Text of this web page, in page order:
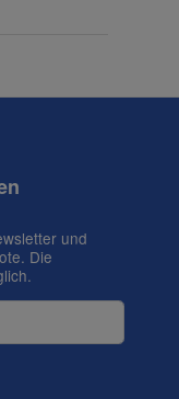
und
Die